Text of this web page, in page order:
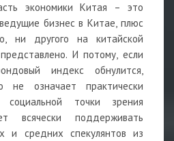
экономики Китая – это
бизнес в Китае, плюс
ни другого на китайской
И потому, если
индекс обнулится,
не означает практически
точки зрения
всячески поддерживать
и средних спекулянтов из